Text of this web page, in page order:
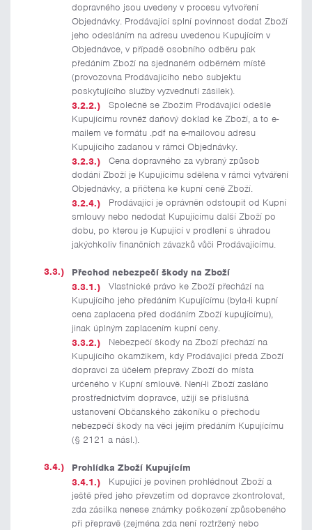
dopravného jsou uvedeny v procesu vytvoření
Objednávky. Prodávající splní povinnost dodat Zboží
jeho odesláním na adresu uvedenou Kupujícím v
Objednávce, v případě osobního odběru pak
předáním Zboží na sjednaném odběrném místě
(provozovna Prodávajícího nebo subjektu
poskytujícího služby vyzvednutí zásilek).
Společně se Zbožím Prodávající odešle
Kupujícímu rovněž daňový doklad ke Zboží, a to e-
mailem ve formátu .pdf na e-mailovou adresu
Kupujícího zadanou v rámci Objednávky.
Cena dopravného za vybraný způsob
dodání Zboží je Kupujícímu sdělena v rámci vytváření
Objednávky, a přičtena ke kupní ceně Zboží.
Prodávající je oprávněn odstoupit od Kupní
smlouvy nebo nedodat Kupujícímu další Zboží po
dobu, po kterou je Kupující v prodlení s úhradou
jakýchkoliv finančních závazků vůči Prodávajícímu.
Přechod nebezpečí škody na Zboží
Vlastnické právo ke Zboží přechází na
Kupujícího jeho předáním Kupujícímu (byla-li kupní
cena zaplacena před dodáním Zboží kupujícímu),
jinak úplným zaplacením kupní ceny.
Nebezpečí škody na Zboží přechází na
Kupujícího okamžikem, kdy Prodávající předá Zboží
dopravci za účelem přepravy Zboží do místa
určeného v Kupní smlouvě. Není-li Zboží zasláno
prostřednictvím dopravce, užijí se příslušná
ustanovení Občanského zákoníku o přechodu
nebezpečí škody na věci jejím předáním Kupujícímu
(§ 2121 a násl.).
Prohlídka Zboží Kupujícím
Kupující je povinen prohlédnout Zboží a
ještě před jeho převzetím od dopravce zkontrolovat,
zda zásilka nenese známky poškození způsobeného
při přepravě (zejména zda není roztržený nebo